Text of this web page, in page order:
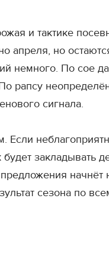
и тактике
апреля, но
немного. По сое
рапсу
сигнала.
закладывать
начнёт
сезона по